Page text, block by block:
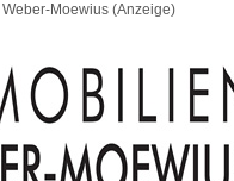
Moewius (Anzeige)